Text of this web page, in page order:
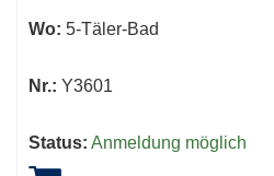
Wo: 5-Täler-Bad
Nr.: Y3601
Status: Anmeldung möglich